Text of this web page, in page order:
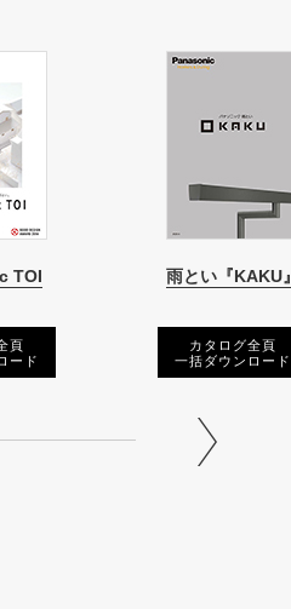
TOI
頁
ード
雨とい『KAKU』
カタログ全頁
一括ダウンロード